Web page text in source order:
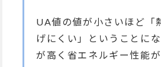
UA値の値が小さいほど「
げにくい」ということに
が高く省エネルギー性能